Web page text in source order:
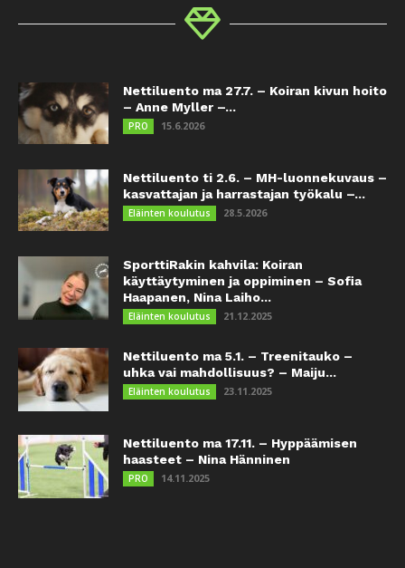
Nettiluento ma 27.7. – Koiran kivun hoito
– Anne Myller –...
PRO 15.6.2026
Nettiluento ti 2.6. – MH-luonnekuvaus –
kasvattajan ja harrastajan työkalu –...
Eläinten koulutus 28.5.2026
SporttiRakin kahvila: Koiran
käyttäytyminen ja oppiminen – Sofia
Haapanen, Nina Laiho...
Eläinten koulutus 21.12.2025
Nettiluento ma 5.1. – Treenitauko –
uhka vai mahdollisuus? – Maiju...
Eläinten koulutus 23.11.2025
Nettiluento ma 17.11. – Hyppäämisen
haasteet – Nina Hänninen
PRO 14.11.2025